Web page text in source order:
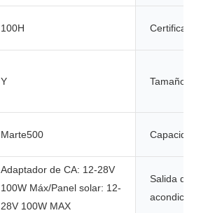
100H Certificado:
Y Tamaño:
Marte500 Capacidad:
Adaptador de CA: 12-28V
100W Máx/Panel solar: 12-
28V 100W MAX
Salida de